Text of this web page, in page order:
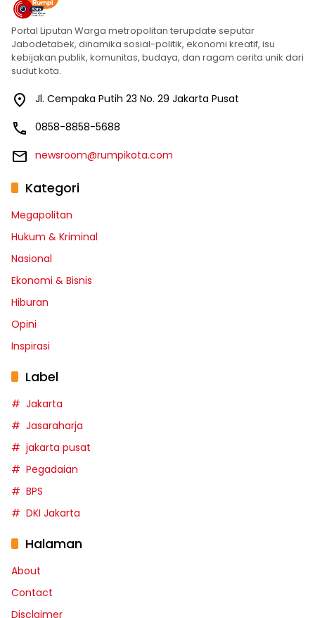
Portal Liputan Warga metropolitan terupdate seputar
Jabodetabek, dinamika sosial-politik, ekonomi kreatif, isu
kebijakan publik, komunitas, budaya, dan ragam cerita unik dari
sudut kota.
Jl. Cempaka Putih 23 No. 29 Jakarta Pusat
0858-8858-5688
newsroom@rumpikota.com
Kategori
Megapolitan
Hukum & Kriminal
Nasional
Ekonomi & Bisnis
Hiburan
Opini
Inspirasi
Label
Jakarta
Jasaraharja
jakarta pusat
Pegadaian
BPS
DKI Jakarta
Halaman
About
Contact
Disclaimer